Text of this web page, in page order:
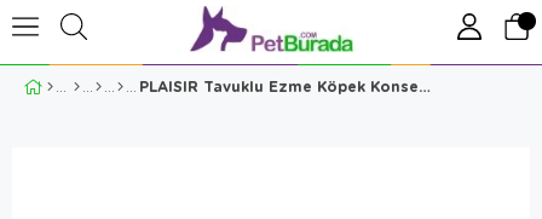
PLAISIR Tavuklu Ezme Köpek Konservesi 150 Gr